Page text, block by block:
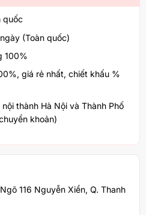
quốc
(Toàn quốc)
100%
giá rẻ nhất, chiết khấu %
thành Hà Nội và Thành Phố
khoản)
116 Nguyễn Xiển, Q. Thanh